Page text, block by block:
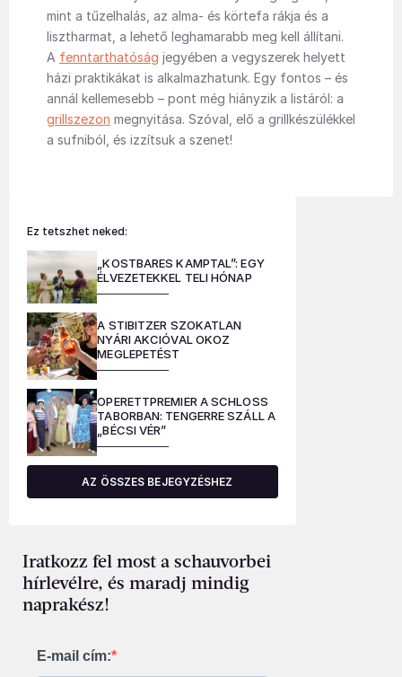
mint a tűzelhalás, az alma- és körtefa rákja és a
lisztharmat, a lehető leghamarabb meg kell állítani.
A fenntarthatóság jegyében a vegyszerek helyett
házi praktikákat is alkalmazhatunk. Egy fontos – és
annál kellemesebb – pont még hiányzik a listáról: a
grillszezon megnyitása. Szóval, elő a grillkészülékkel
a sufniból, és izzítsuk a szenet!
Ez tetszhet neked:
„KOSTBARES KAMPTAL”: EGY
ÉLVEZETEKKEL TELI HÓNAP
A STIBITZER SZOKATLAN
NYÁRI AKCIÓVAL OKOZ
MEGLEPETÉST
OPERETTPREMIER A SCHLOSS
TABORBAN: TENGERRE SZÁLL A
„BÉCSI VÉR”
AZ ÖSSZES BEJEGYZÉSHEZ
Iratkozz fel most a schauvorbei
hírlevélre, és maradj mindig
naprakész!
E-mail cím: